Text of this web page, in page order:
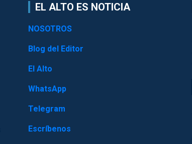
EL ALTO ES NOTICIA
NOSOTROS
Blog del Editor
El Alto
WhatsApp
Telegram
Escríbenos